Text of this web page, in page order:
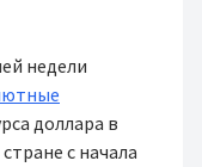
недели
доллара в
с начала